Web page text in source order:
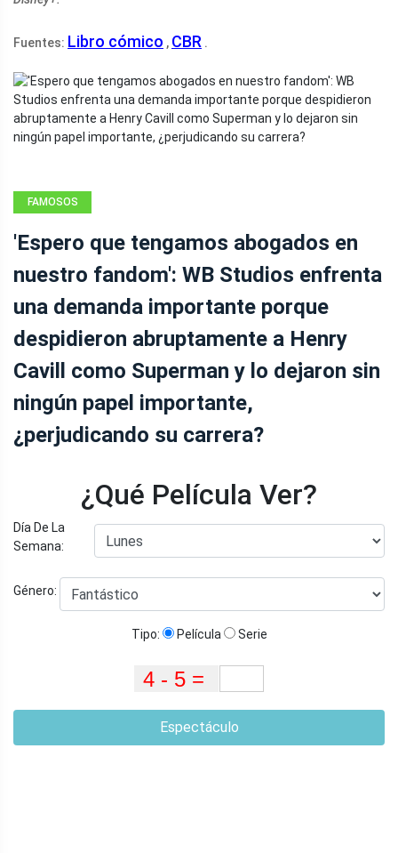
Fuentes: Libro cómico , CBR .
FAMOSOS
'Espero que tengamos abogados en
nuestro fandom': WB Studios enfrenta
una demanda importante porque
despidieron abruptamente a Henry
Cavill como Superman y lo dejaron sin
ningún papel importante,
¿perjudicando su carrera?
¿Qué Película Ver?
Día De La
Semana:
Género:
Tipo: Película Serie
Espectáculo